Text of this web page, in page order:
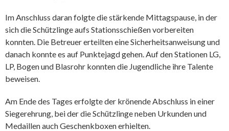
Im Anschluss daran folgte die stärkende Mittagspause, in der
sich die Schützlinge aufs Stationsschießen vorbereiten
konnten. Die Betreuer erteilten eine Sicherheitsanweisung und
danach konnte es auf Punktejagd gehen. Auf den Stationen LG,
LP, Bogen und Blasrohr konnten die Jugendliche ihre Talente
beweisen.
Am Ende des Tages erfolgte der krönende Abschluss in einer
Siegerehrung, bei der die Schützlinge neben Urkunden und
Medaillen auch Geschenkboxen erhielten.